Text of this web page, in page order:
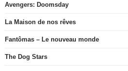
Avengers: Doomsday
La Maison de nos rêves
Fantômas – Le nouveau monde
The Dog Stars